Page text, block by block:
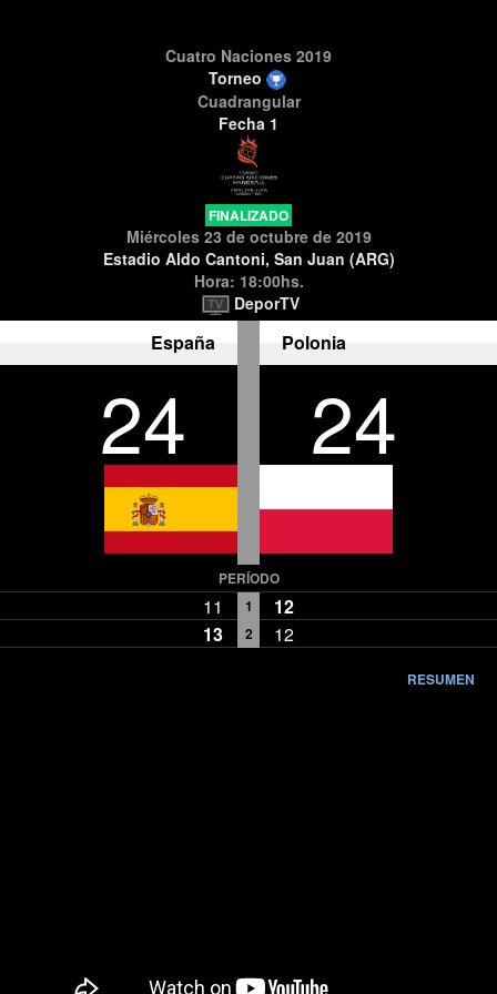
Cuatro Naciones 2019
Torneo
Cuadrangular
Fecha 1
FINALIZADO
Miércoles 23 de octubre de 2019
Estadio Aldo Cantoni, San Juan (ARG)
Hora: 18:00hs.
DeporTV
España Polonia
24 24
PERÍODO
11 1
12
13
2 12
RESUMEN